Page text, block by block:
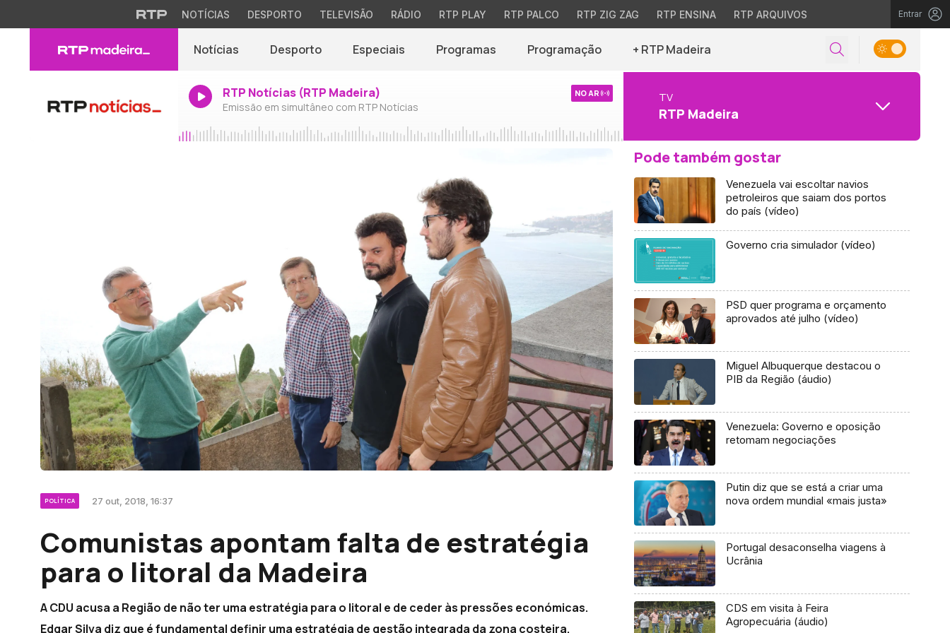
NOTÍCIAS DESPORTO TELEVISÃO RÁDIO RTP PLAY RTP PALCO RTP ZIG ZAG RTP ENSINA RTP ARQUIVOS Entrar
Notícias Desporto Especiais Programas Programação + RTP Madeira
RTP Notícias (RTP Madeira)
Emissão em simultâneo com RTP Notícias
NO AR TV
RTP Madeira
POLÍTICA 27 out, 2018, 16:37
Comunistas apontam falta de estratégia
para o litoral da Madeira
A CDU acusa a Região de não ter uma estratégia para o litoral e de ceder às pressões económicas.
Edgar Silva diz que é fundamental definir uma estratégia de gestão integrada da zona costeira.
Pode também gostar
Venezuela vai escoltar navios
petroleiros que saiam dos portos
do país (vídeo)
Governo cria simulador (vídeo)
PSD quer programa e orçamento
aprovados até julho (vídeo)
Miguel Albuquerque destacou o
PIB da Região (áudio)
Venezuela: Governo e oposição
retomam negociações
Putin diz que se está a criar uma
nova ordem mundial «mais justa»
Portugal desaconselha viagens à
Ucrânia
CDS em visita à Feira
Agropecuária (áudio)